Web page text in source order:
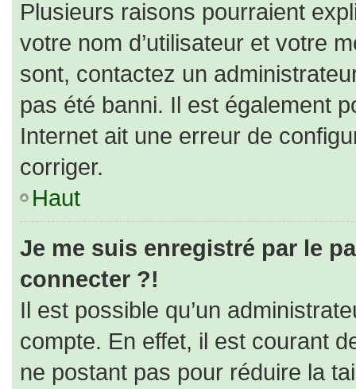
Plusieurs raisons pourraient
votre nom d’utilisateur et votre
sont, contactez un
pas été banni. Il est également
Internet ait une erreur de
corriger.
Haut
Je me suis enregistré par le
connecter ?!
Il est possible qu’un
compte. En effet, il est courant
ne postant pas pour réduire la